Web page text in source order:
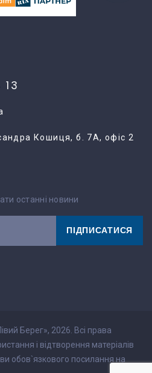
Кошиця, б. 7А, офіс 2
останні новини
ПІДПИСАТИСЯ
Берег», 2026. Всі права
і відтворення матеріалів
обов`язкового посилання на